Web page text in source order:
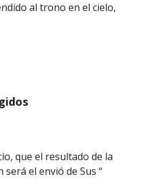
al trono en el cielo,
que el resultado de la
el envió de Sus “